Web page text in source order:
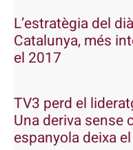
L’estratègia del
Catalunya, més
el 2017
TV3 perd el
Una deriva sense
espanyola deixa